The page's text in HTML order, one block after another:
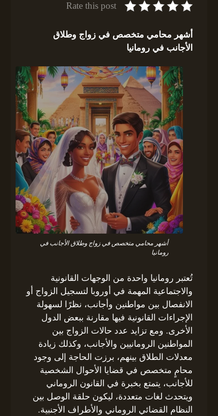
Rate this post
أشهر محامي متخصص في زواج وطلاق
الأجانب في رومانيا
أشهر محامي متخصص في زواج وطلاق الأجانب في
رومانيا
تُعتبر رومانيا واحدة من الوجهات القانونية
والاجتماعية المهمة في أوروبا لتسجيل الزواج أو
الانفصال بين مواطنين وأجانب، نظرًا لسهولة
الإجراءات القانونية فيها مقارنة ببعض الدول
الأخرى. ومع تزايد عدد حالات الزواج بين
المواطنين الرومانيين والأجانب، وكذلك زيادة
معدلات الطلاق بينهم، برزت الحاجة إلى وجود
محامٍ متخصص في قضايا الأحوال الشخصية
للأجانب، يتمتع بخبرة في القانون الروماني
ويتحدث لغات متعددة، ليكون حلقة الوصل بين
النظام القضائي الروماني والأطراف الأجنبية.